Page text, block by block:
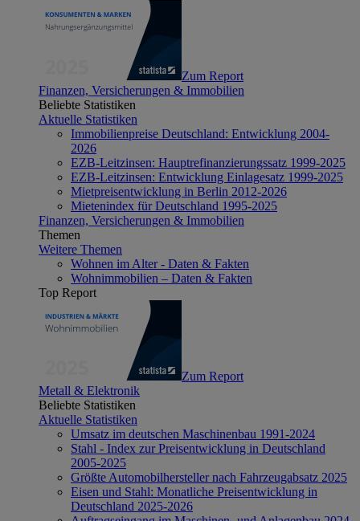
Zum Report
Finanzen, Versicherungen & Immobilien
Beliebte Statistiken
Aktuelle Statistiken
Immobilienpreise Deutschland: Entwicklung 2004-
2026
EZB-Leitzinsen: Hauptrefinanzierungssatz 1999-2025
EZB-Leitzinsen: Entwicklung Einlagesatz 1999-2025
Mietpreisentwicklung in Berlin 2012-2026
Mietenindex für Deutschland 1995-2025
Finanzen, Versicherungen & Immobilien
Themen
Weitere Themen
Wohnen im Alter - Daten & Fakten
Wohnimmobilien – Daten & Fakten
Top Report
Zum Report
Metall & Elektronik
Beliebte Statistiken
Aktuelle Statistiken
Umsatz im deutschen Maschinenbau 1991-2024
Stahl - Index zur Preisentwicklung in Deutschland
2005-2025
Größte Automobilhersteller nach Fahrzeugabsatz 2025
Eisen und Stahl: Monatliche Preisentwicklung in
Deutschland 2025-2026